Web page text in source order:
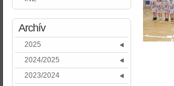
Archív
2025
2024/2025
2023/2024